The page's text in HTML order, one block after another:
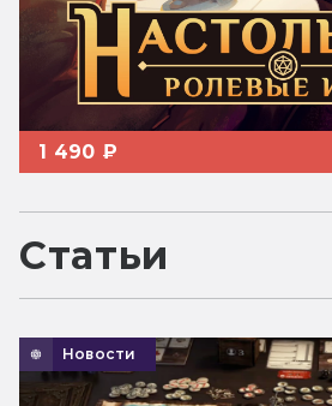
1 490 ₽
Статьи
Новости